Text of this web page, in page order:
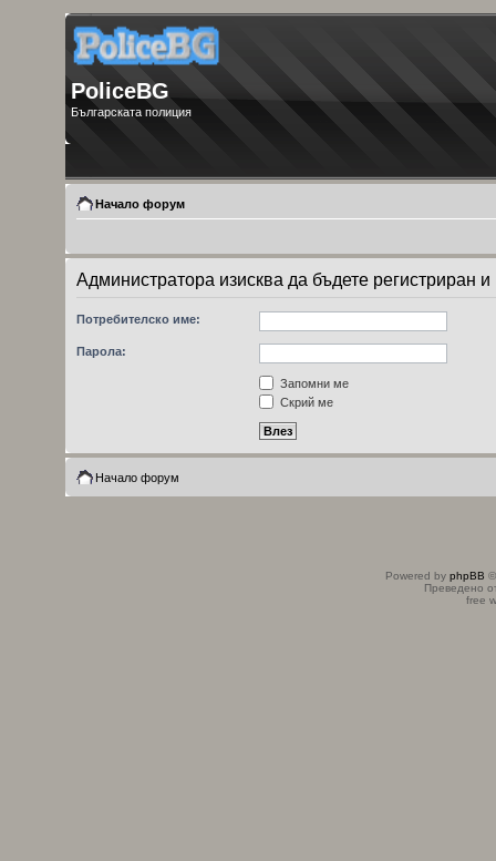
PoliceBG
Българската полиция
Начало форум
Администратора изисква да бъдете регистриран
Потребителско име:
Парола:
Запомни ме
Скрий ме
Начало форум
Powered by phpBB
Преведено
free